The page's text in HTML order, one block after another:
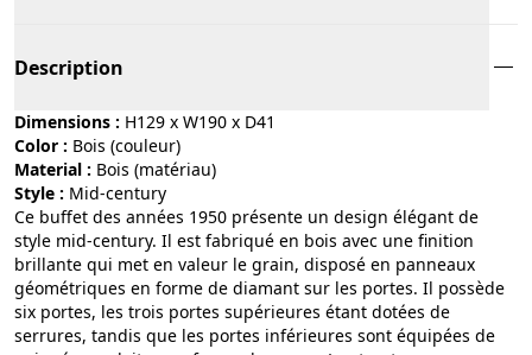
Description
Dimensions : H129 x W190 x D41
Color :
bois (couleur)
Material :
bois (matériau)
Style :
mid-century
Ce buffet des années 1950 présente un design élégant de
style mid-century. Il est fabriqué en bois avec une finition
brillante qui met en valeur le grain, disposé en panneaux
géométriques en forme de diamant sur les portes. Il possède
six portes, les trois portes supérieures étant dotées de
serrures, tandis que les portes inférieures sont équipées de